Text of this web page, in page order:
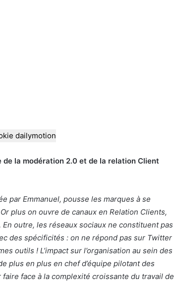
dailymotion
de la modération 2.0 et de la relation Client
par Emmanuel, pousse les marques à se
plus on ouvre de canaux en Relation Clients,
outre, les réseaux sociaux ne constituent pas
des spécificités : on ne répond pas sur Twitter
outils ! L’impact sur l’organisation au sein des
plus en plus en chef d’équipe pilotant des
face à la complexité croissante du travail de